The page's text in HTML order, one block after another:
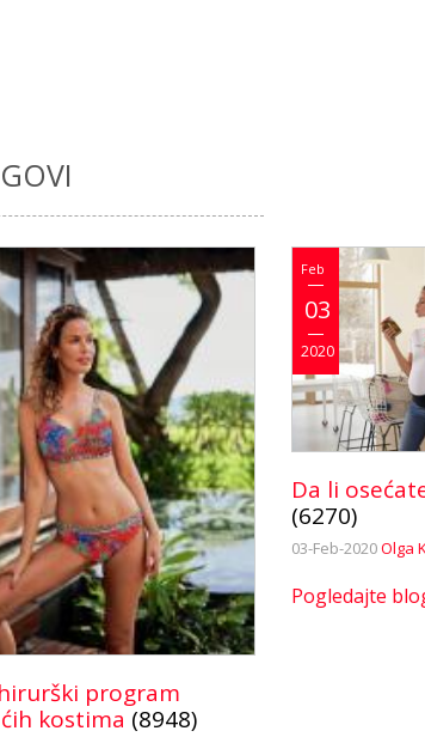
program
kostima (8948)
Feb
03
2020
Da li
(6270)
03-Feb-2020Olga
Pogledajte